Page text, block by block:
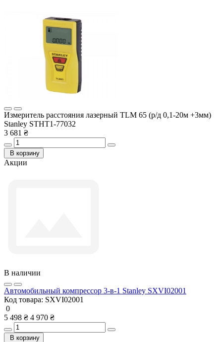
Измеритель расстояния лазерный TLM 65 (р/д 0,1-20м +3мм)
Stanley STHT1-77032
3 681 ₴
В корзину
Акции
В наличии
Автомобильный компрессор 3-в-1 Stanley SXVI02001
Код товара: SXVI02001
0
5 498 ₴ 4 970 ₴
В корзину